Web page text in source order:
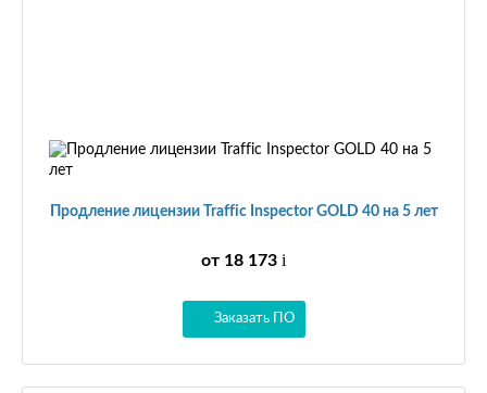
Продление лицензии Traffic Inspector GOLD 40 на 5 лет
от 18 173 i
Заказать ПО